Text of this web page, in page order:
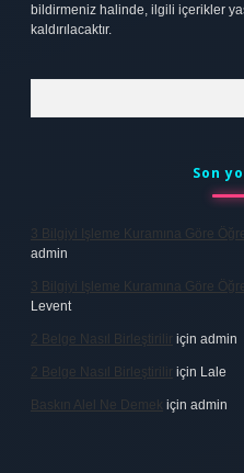
bildirmeniz halinde, ilgili içerikler
kaldırılacaktır.
Son
3 Bilgiyi Işleme Kuramına Göre
admin
3 Bilgiyi Işleme Kuramına Göre
Levent
2 Belge Nasıl Birleştirilir için admin
2 Belge Nasıl Birleştirilir için Lale
Baskın Alel Ne Demek için admin